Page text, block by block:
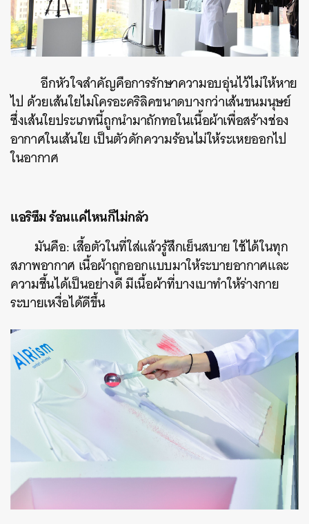
อีกหัวใจสำคัญคือการรักษาความอบอุ่นไว้ไม่ให้หาย
ไป ด้วยเส้นใยไมโครอะคริลิคขนาดบางกว่าเส้นขนมนุษย์
ซึ่งเส้นใยประเภทนี้ถูกนำมาถักทอในเนื้อผ้าเพื่อสร้างช่อง
อากาศในเส้นใย เป็นตัวดักความร้อนไม่ให้ระเหยออกไป
ในอากาศ
แอริซึม ร้อนแค่ไหนก็ไม่กลัว
มันคือ: เสื้อตัวในที่ใส่แล้วรู้สึกเย็นสบาย ใช้ได้ในทุก
สภาพอากาศ เนื้อผ้าถูกออกแบบมาให้ระบายอากาศและ
ความชื้นได้เป็นอย่างดี มีเนื้อผ้าที่บางเบาทำให้ร่างกาย
ระบายเหงื่อได้ดีขึ้น